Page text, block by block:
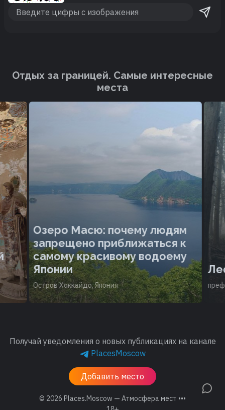
Отдых за границей. Cамые интересные
места
Озеро Масю: почему людям
запрещено приближаться к
самому красивому водоему
Японии
Остров Хоккайдо, Япония
Получай уведомления о новых публикациях на канале
PlacesMoscow
Добавить место
© 2026 Places.Moscow — Атмосфера мест •••